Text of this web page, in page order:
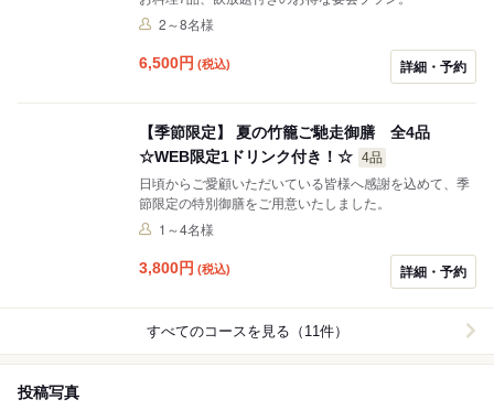
2～8名様
6,500円 (税込) 詳細・予約
【季節限定】 夏の竹籠ご馳走御膳 全4品
☆WEB限定1ドリンク付き！☆ 4品
日頃からご愛顧いただいている皆様へ感謝を込めて、季
節限定の特別御膳をご用意いたしました。
1～4名様
3,800円 (税込) 詳細・予約
すべてのコースを見る（11件）
投稿写真